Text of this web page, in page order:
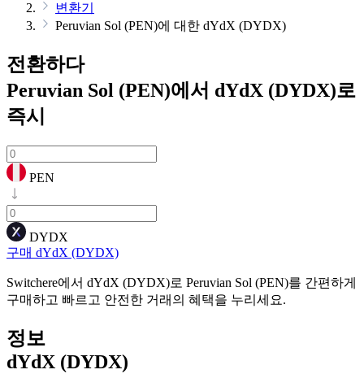
변환기
Peruvian Sol (PEN)에 대한 dYdX (DYDX)
전환하다
Peruvian Sol (PEN)에서 dYdX (DYDX)로
즉시
PEN
DYDX
구매 dYdX (DYDX)
Switchere에서 dYdX (DYDX)로 Peruvian Sol (PEN)를 간편하게
구매하고 빠르고 안전한 거래의 혜택을 누리세요.
정보
dYdX (DYDX)